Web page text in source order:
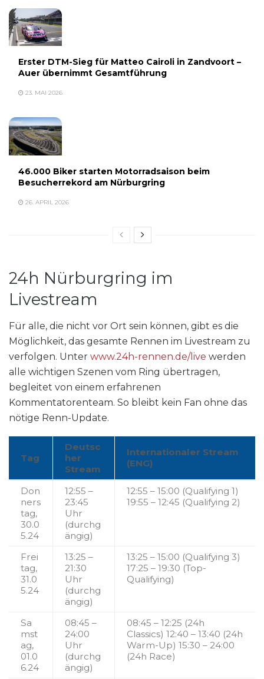
Erster DTM-Sieg für Matteo Cairoli in Zandvoort –
Auer übernimmt Gesamtführung
23. MAI 2026
46.000 Biker starten Motorradsaison beim
Besucherrekord am Nürburgring
26. APRIL 2026
24h Nürburgring im
Livestream
Für alle, die nicht vor Ort sein können, gibt es die
Möglichkeit, das gesamte Rennen im Livestream zu
verfolgen. Unter www.24h-rennen.de/live werden
alle wichtigen Szenen vom Ring übertragen,
begleitet von einem erfahrenen
Kommentatorenteam. So bleibt kein Fan ohne das
nötige Renn-Update.
Tag
Deutsc
her
Stream
Internationaler Stream
(ENG)
Don
ners
tag,
30.0
5.24
12:55 –
23:45
Uhr
(durchg
ängig)
12:55 – 15:00 (Qualifying 1)
19:55 – 12:45 (Qualifying 2)
Frei
tag,
31.0
5.24
13:25 –
21:30
Uhr
(durchg
ängig)
13:25 – 15:00 (Qualifying 3)
17:25 – 19:30 (Top-
Qualifying)
Sa
mst
ag,
01.0
6.24
08:45 –
24:00
Uhr
(durchg
ängig)
08:45 – 12:25 (24h
Classics) 12:40 – 13:40 (24h
Warm-Up) 15:30 – 24:00
(24h Race)